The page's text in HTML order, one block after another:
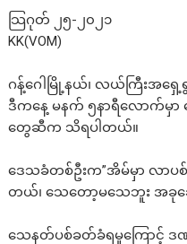
သြဂုတ် ၂၅-၂၀၂၁
KK(VOM)
ဂန့်ဂေါမြို့နယ်၊ လယ်ကြီးအရှေ့
ဒီကနေ့ မနက် ၅နာရီလောက်
တွေဆီက သိရပါတယ်။
ဒေသခံတစ်ဦးက”အိမ်မှာ လာပ
တယ်၊ သေတော့မသေဘူး အခုဆ
သေနတ်ပစ်ခတ်ခံရမှုကြောင့် ဒ